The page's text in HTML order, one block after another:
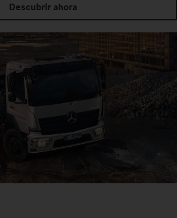
Descubrir ahora